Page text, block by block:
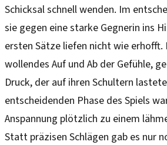
Schicksal schnell wenden. Im
sie gegen eine starke Gegnerin ins
ersten Sätze liefen nicht wie erhofft.
wollendes Auf und Ab der Gefühle,
Druck, der auf ihren Schultern
entscheidenden Phase des Spiels
Anspannung plötzlich zu einem
Statt präzisen Schlägen gab es nur